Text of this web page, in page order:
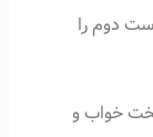
دوم را
خواب و